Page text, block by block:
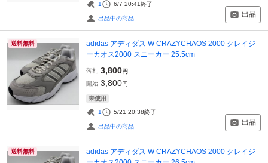
1 6/7 20:41終了
出品中の商品 出品
送料無料
adidas アディダス W CRAZYCHAOS 2000 クレイジ
ーカオス2000 スニーカー 25.5cm
落札 3,800円
開始 3,800円
未使用
1 5/21 20:38終了
出品中の商品 出品
送料無料
adidas アディダス W CRAZYCHAOS 2000 クレイジ